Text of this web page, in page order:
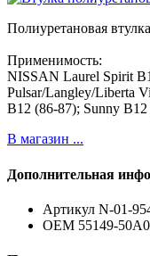
Полиуретановая
Применимость:
NISSAN Laurel Spirit
Pulsar/Langley/Liberta
B12 (86-87); Sunny
В магазин ...
Дополнительная
Артикул N-01-
ОЕМ 55149-